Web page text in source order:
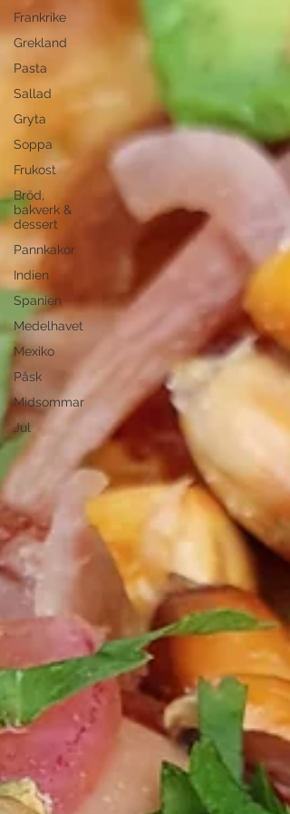
Frankrike
Grekland
Pasta
Sallad
Gryta
Soppa
Frukost
Bröd,
bakverk &
dessert
Pannkakor
Indien
Spanien
Medelhavet
Mexiko
Påsk
Midsommar
Jul